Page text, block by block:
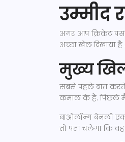
उम्मीद
अगर आप क्रिकेट
अच्छा खेल दिखाया
मुख्य
सबसे पहले बात
कमाल के हैं. पिछले
बाओलॉन्ग बेनली
तो पता चलेगा कि